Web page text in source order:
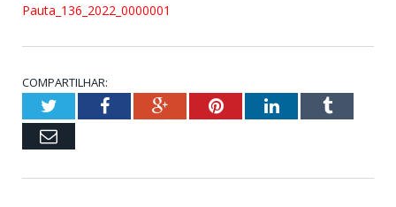
Pauta_136_2022_0000001
COMPARTILHAR:
TwitterFacebookGoogle+PinterestLinkedInTumblr
Email